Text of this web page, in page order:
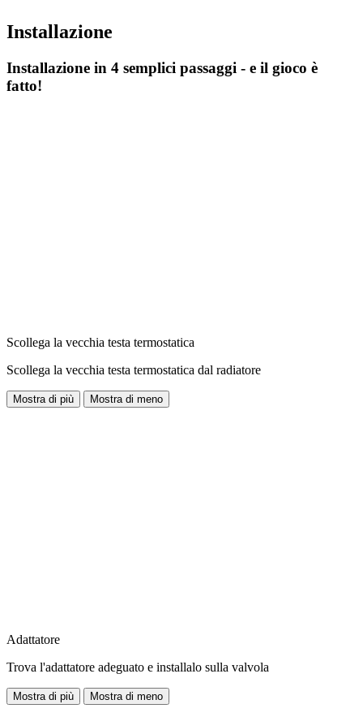
Installazione
Installazione in 4 semplici passaggi - e il gioco è
fatto!
Scollega la vecchia testa termostatica
Scollega la vecchia testa termostatica dal radiatore
Mostra di più Mostra di meno
Adattatore
Trova l'adattatore adeguato e installalo sulla valvola
Mostra di più Mostra di meno